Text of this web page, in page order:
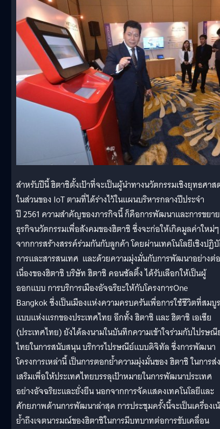
สำหรับปีนี้ ฮิตาชิตั้งเป้าที่จะเป็นผู้นำทางนวัตกรรมเชิงยุทธศาส
ในส่วนของ IoT ตามที่ได้ร่างไว้ในแผนบริหารกลางปีประจำ
ปี 2561 ความสำคัญของภารกิจนี้ ก็คือการพัฒนาและการขยาย
ธุรกิจนวัตกรรมเพื่อสังคมของฮิตาชิ ซึ่งจะก่อให้เกิดมูลค่าใหม่ๆ
จากการสร้างสรรค์ร่วมกันกับลูกค้า โดยผ่านเทคโนโลยีเชิงปฏิ
การและสารสนเทศ และด้วยความมุ่งมั่นกับการพัฒนาอย่างต่อ
เนื่องของฮิตาชิ บริษัท ฮิตาชิ คอนซัลติ้ง ได้รับเลือกให้เป็นผู้
ออกแบบ การบริการเมืองอัจฉริยะให้กับโครงการOne
Bangkok ซึ่งเป็นเมืองแห่งความครบครันเพื่อการใช้ชีวิตที่สม
แบบแห่งแรกของประเทศไทย อีกทั้ง ฮิตาชิ และ ฮิตาชิ เอเซีย
(ประเทศไทย) ยังได้ลงนามในบันทึกความเข้าใจร่วมกับไปรษ
ไทยในการสนับสนุน บริการไปรษณีย์แบบดิจิทัล ซึ่งการพัฒนา
โครงการเหล่านี้ เป็นการตอกย้ำความมุ่งมั่นของ ฮิตาชิ ในการส่ง
เสริมเพื่อให้ประเทศไทยบรรลุเป้าหมายในการพัฒนาประเทศ
อย่างอัจฉริยะและยั่งยืน นอกจากการจัดแสดงเทคโนโลยีและ
ศักยภาพด้านการพัฒนาล่าสุด การประชุมครั้งนี้จะเป็นเครื่องเ
ย้ำถึงเจตนารมณ์ของฮิตาชิในการมีบทบาทต่อการขับเคลื่อน